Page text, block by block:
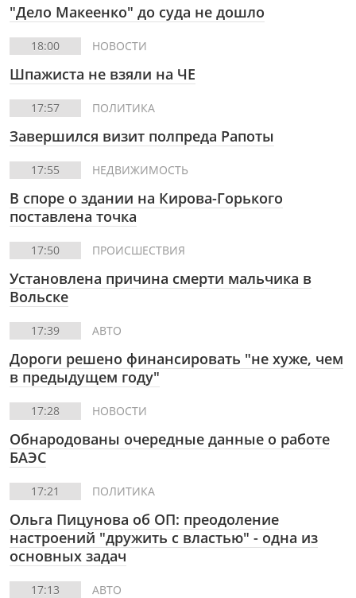
"Дело Макеенко" до суда не дошло
18:00 НОВОСТИ
Шпажиста не взяли на ЧЕ
17:57 ПОЛИТИКА
Завершился визит полпреда Рапоты
17:55 НЕДВИЖИМОСТЬ
В споре о здании на Кирова-Горького
поставлена точка
17:50 ПРОИСШЕСТВИЯ
Установлена причина смерти мальчика в
Вольске
17:39 АВТО
Дороги решено финансировать "не хуже, чем
в предыдущем году"
17:28 НОВОСТИ
Обнародованы очередные данные о работе
БАЭС
17:21 ПОЛИТИКА
Ольга Пицунова об ОП: преодоление
настроений "дружить с властью" - одна из
основных задач
17:13 АВТО